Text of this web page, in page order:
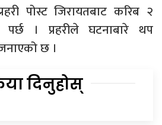
पोस्ट जिरायतबाट करिब २
पर्छ । प्रहरीले घटनाबारे थप
छ ।
दिनुहोस्